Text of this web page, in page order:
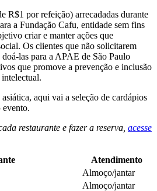
R$1 por refeição) arrecadadas durante
a Fundação Cafu, entidade sem fins
criar e manter ações que
Os clientes que não solicitarem
las para a APAE de São Paulo
que promove a prevenção e inclusão
aqui vai a seleção de cardápios
evento.
restaurante e fazer a reserva, acesse
Atendimento
Almoço/jantar
Almoço/jantar